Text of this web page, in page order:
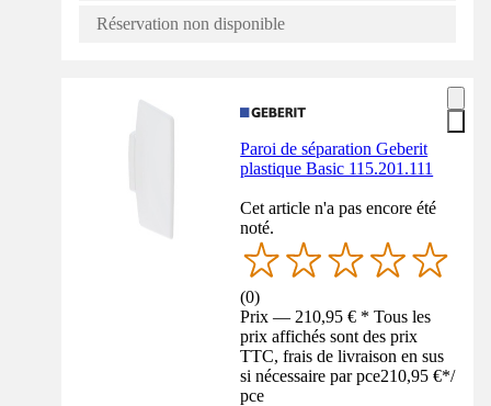
Réservation non disponible
Paroi de séparation Geberit
plastique Basic 115.201.111
Cet article n'a pas encore été
noté.
(0)
Prix — 210,95 € * Tous les
prix affichés sont des prix
TTC, frais de livraison en sus
si nécessaire par pce210,95 €*/
pce